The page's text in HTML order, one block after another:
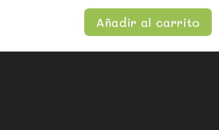
Añadir al carrito